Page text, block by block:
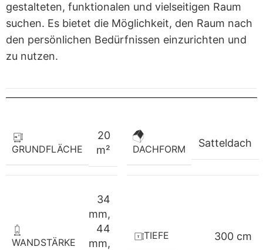
gestalteten, funktionalen und vielseitigen Raum
suchen. Es bietet die Möglichkeit, den Raum nach
den persönlichen Bedürfnissen einzurichten und
zu nutzen.
GRUNDFLÄCHE
20
m²
DACHFORM
Satteldach
WANDSTÄRKE
34
mm,
44
mm,
TIEFE 300 cm